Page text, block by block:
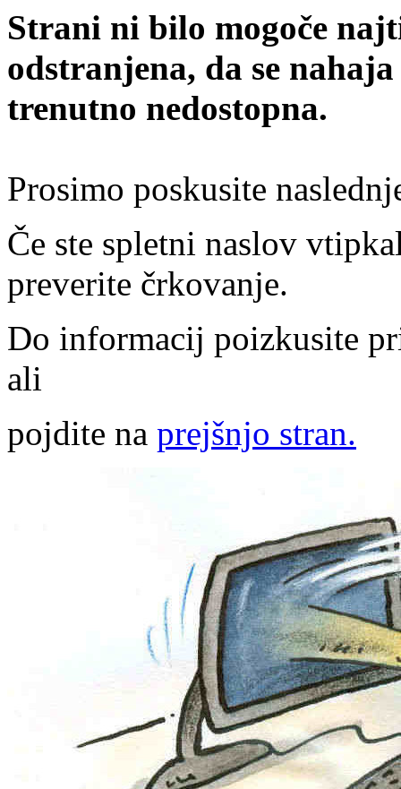
Strani ni bilo mogoče
odstranjena, da se
trenutno nedostopna.
Prosimo poskusite
Če ste spletni naslov
preverite črkovanje.
Do informacij poizkusite
ali
pojdite na prejšnjo stran.